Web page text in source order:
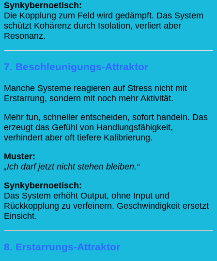
Synkybernoetisch:
Die Kopplung zum Feld wird gedämpft. Das System
schützt Kohärenz durch Isolation, verliert aber
Resonanz.
7. Beschleunigungs-Attraktor
Manche Systeme reagieren auf Stress nicht mit
Erstarrung, sondern mit noch mehr Aktivität.
Mehr tun, schneller entscheiden, sofort handeln. Das
erzeugt das Gefühl von Handlungsfähigkeit,
verhindert aber oft tiefere Kalibrierung.
Muster:
„Ich darf jetzt nicht stehen bleiben.“
Synkybernoetisch:
Das System erhöht Output, ohne Input und
Rückkopplung zu verfeinern. Geschwindigkeit ersetzt
Einsicht.
8. Erstarrungs-Attraktor